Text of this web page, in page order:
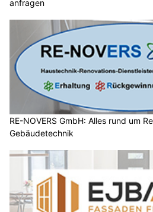
anfragen
RE-NOVERS GmbH: Alles rund um
Gebäudetechnik